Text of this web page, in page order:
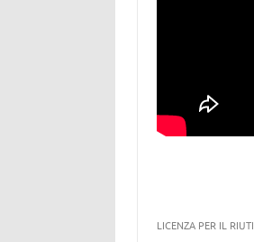
LICENZA PER IL